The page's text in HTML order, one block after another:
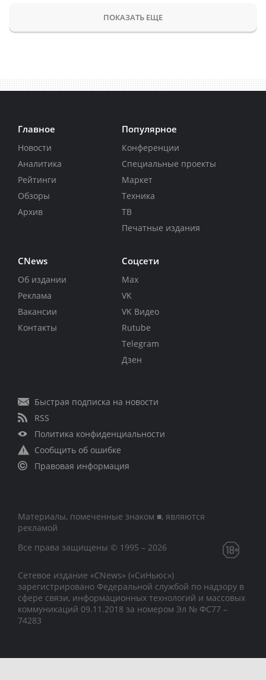
ПОКАЗАТЬ ЕЩЕ
Главное
Новости
Аналитика
Рейтинги
Обзоры
Архив
Популярное
Конференции
Специальные проекты
Маркет
Техника
ТВ
Печатные издания
CNews
Об издании
Реклама
Вакансии
Контакты
Соцсети
Max
VK
VK Видео
Rutube
Telegram
Дзен
Быстрая подписка на новости
RSS
Политика конфиденциальности
Сообщить об ошибке
Правовая информация
Материалы, помеченные знаком ■, являются
рекламой
Все права защищены © 1995 – 2026
Сетевое издание «CNews» («СиНьюс»)
зарегистрировано Федеральной службой по надзору в
сфере связи, информационных технологий и массовых
коммуникаций 09.11.2018 за номером Эл № ФС77 –
74283